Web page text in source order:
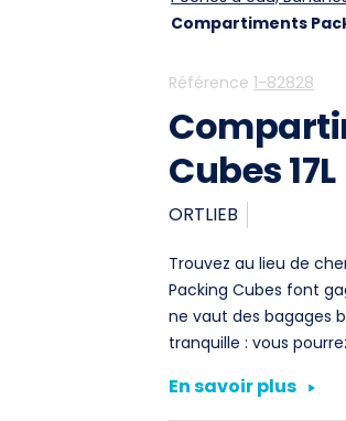
Compartiments
Référence 1-82828
Cubes
ORTLIEB
Trouvez au lieu de
Packing Cubes font
ne vaut des bagages
tranquille : vous
En savoir plus